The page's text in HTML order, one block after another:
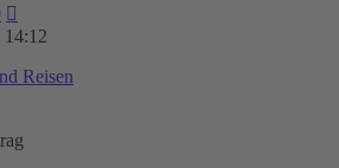
Beitrag
14:12
Reisen